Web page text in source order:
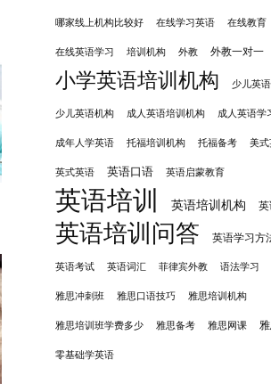
哪家线上机构比较好 在线学习英语 在线教育
在线英语学习 培训机构 外教 外教一对一
小学英语培训机构 少儿英语
少儿英语机构 成人英语培训机构 成人英语学
成年人学英语 托福培训机构 托福备考 美
英式英语 英语口语 英语启蒙教育
英语培训 英语培训机构
英语培训问答 英语学习方
英语考试 英语词汇 菲律宾外教 语法学习
雅思冲刺班 雅思口语技巧 雅思培训机构
雅思培训班学费多少 雅思备考 雅思网课
零基础学英语